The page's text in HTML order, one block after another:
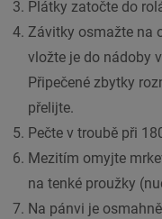
Plátky zatočte do
Závitky osmažte na
vložte je do nádoby
Připečené zbytky
přelijte.
Pečte v troubě při
Mezitím omyjte
na tenké proužky
Na pánvi je